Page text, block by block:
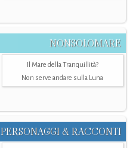
NONSOLOMARE
Il Mare della Tranquillità?
Non serve andare sulla Luna
PERSONAGGI & RACCONTI